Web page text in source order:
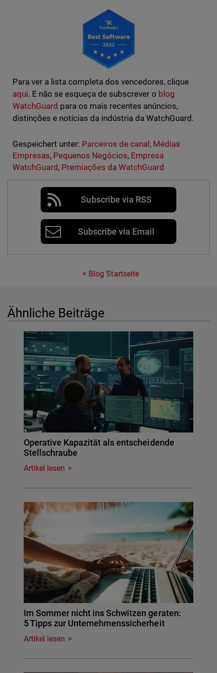
Para ver a lista completa dos vencedores, clique
aqui. E não se esqueça de subscrever o blog
WatchGuard para os mais recentes anúncios,
distinções e notícias da indústria da WatchGuard.
Gespeichert unter: Parceiros de canal , Médias
Empresas, Pequenos Negócios, Empresa
WatchGuard , Premiações da WatchGuard
Subscribe via RSS
Subscribe via Email
Blog Startseite
Ähnliche Beiträge
Operative Kapazität als entscheidende
Stellschraube
Artikel lesen
Im Sommer nicht ins Schwitzen geraten:
5 Tipps zur Unternehmenssicherheit
Artikel lesen